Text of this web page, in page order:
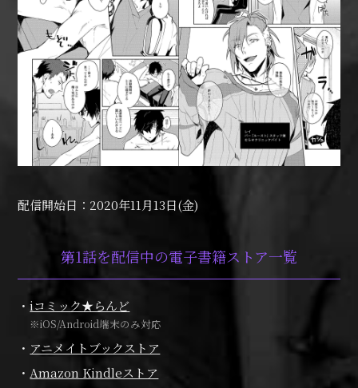
配信開始日：2020年11月13日(金)
第1話を配信中の電子書籍ストア一覧
iコミック★らんど
※iOS/Android端末のみ対応
アニメイトブックストア
Amazon Kindleストア